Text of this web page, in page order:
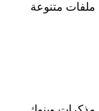
ملفات متنوعة